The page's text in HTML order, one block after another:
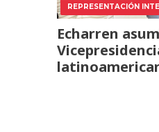
REPRESENTACIÓN
Echarren